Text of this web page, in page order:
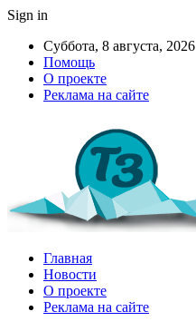
Sign in
Суббота, 8 августа, 2026
Помощь
О проекте
Реклама на сайте
Главная
Новости
О проекте
Реклама на сайте